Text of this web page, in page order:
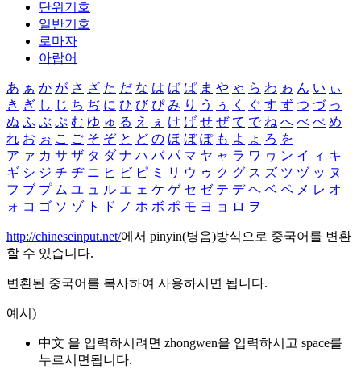
단위기호
일반기호
로마자
아랍어
あ ぁ か が さ ざ た だ な は ば ぱ ま や ゃ ら わ ゎ ん い ぃ
き ぎ し じ ち ぢ に ひ び ぴ み り う ぅ く ぐ す ず つ づ っ
ぬ ふ ぶ ぷ む ゆ ゅ る え ぇ け げ せ ぜ て で ね へ べ ぺ め
れ お ぉ こ ご そ ぞ と ど の ほ ぼ ぽ も よ ょ ろ を
ア ァ カ サ ザ タ ダ ナ ハ バ パ マ ヤ ャ ラ ワ ヮ ン イ ィ キ
ギ シ ジ チ ヂ ニ ヒ ビ ピ ミ リ ウ ゥ ク グ ス ズ ツ ヅ ッ ヌ
フ ブ プ ム ユ ュ ル エ ェ ケ ゲ セ ゼ テ デ ヘ ベ ペ メ レ オ
ォ コ ゴ ソ ゾ ト ド ノ ホ ボ ポ モ ヨ ョ ロ ヲ ―
http://chineseinput.net/에서 pinyin(병음)방식으로 중국어를 변환
할 수 있습니다.
변환된 중국어를 복사하여 사용하시면 됩니다.
예시)
中文 을 입력하시려면 zhongwen을 입력하시고 space를
누르시면됩니다.